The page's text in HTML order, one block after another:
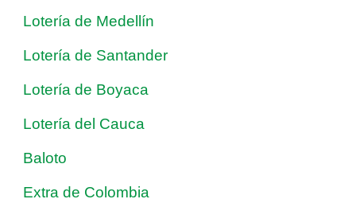
Lotería de Medellín
Lotería de Santander
Lotería de Boyaca
Lotería del Cauca
Baloto
Extra de Colombia